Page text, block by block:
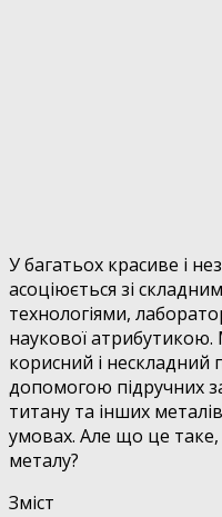
У багатьох красиве і
асоціюється зі
технологіями,
наукової
корисний і
допомогою підручних
титану та інших
умовах. Але що це таке,
металу?
Зміст